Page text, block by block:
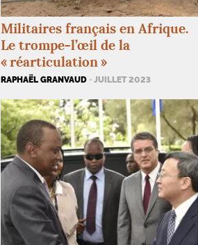
Militaires français en Afrique.
Le trompe-l’œil de la
«réarticulation »
RAPHAËL GRANVAUD · JUILLET 2023